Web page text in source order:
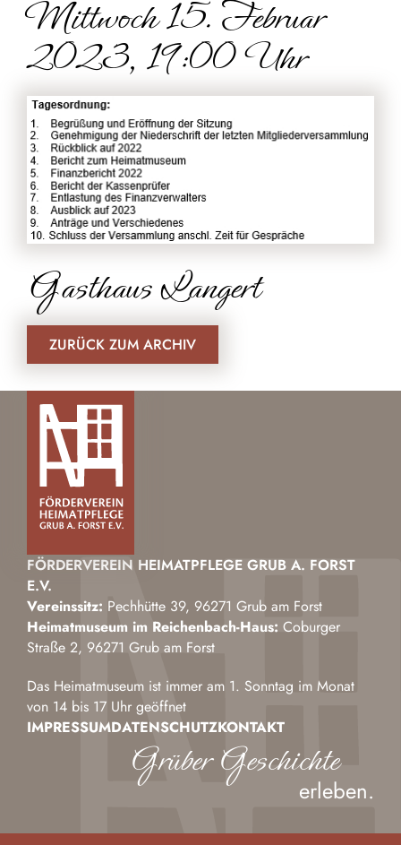
Mittwoch 15. Februar
2023, 19:00 Uhr
Gasthaus Langert
ZURÜCK ZUM ARCHIV
FÖRDERVEREIN HEIMATPFLEGE GRUB A. FORST
E.V.
Vereinssitz: Pechhütte 39, 96271 Grub am Forst
Heimatmuseum im Reichenbach-Haus: Coburger
Straße 2, 96271 Grub am Forst
Das Heimatmuseum ist immer am 1. Sonntag im Monat
von 14 bis 17 Uhr geöffnet
IMPRESSUMDATENSCHUTZKONTAKT
Grüber Geschichte
erleben.